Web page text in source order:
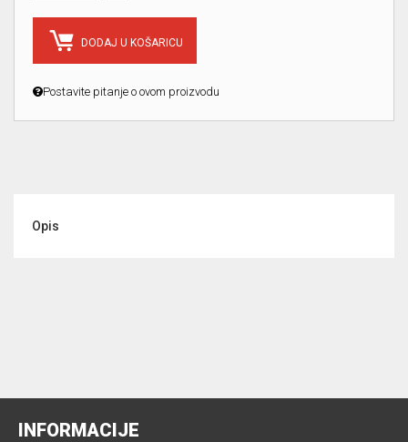
DODAJ U KOŠARICU
Postavite pitanje o ovom proizvodu
Opis
INFORMACIJE